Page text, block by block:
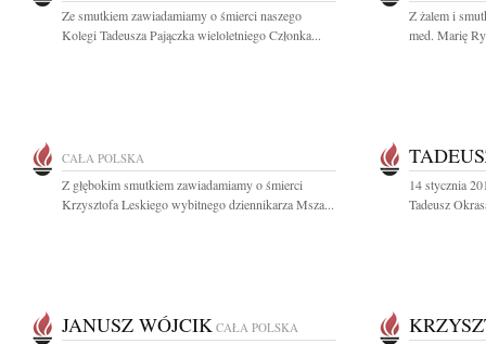
Ze smutkiem zawiadamiamy o śmierci naszego
Kolegi Tadeusza Pajączka wieloletniego Członka...
Z żalem i
med. Marię
CAŁA POLSKA
Z głębokim smutkiem zawiadamiamy o śmierci
Krzysztofa Leskiego wybitnego dziennikarza Msza...
14 stycznia
Tadeusz
JANUSZ WÓJCIK CAŁA POLSKA